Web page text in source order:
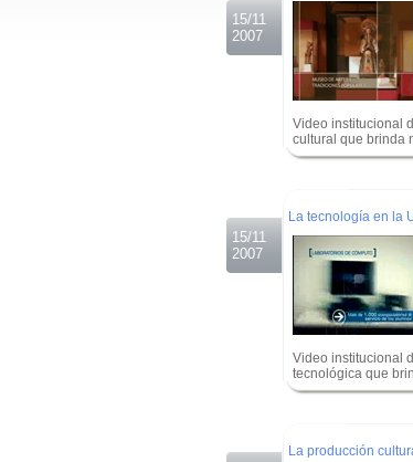
15/11
2007
Video institucional
cultural que brinda
15/11
2007
La tecnología en la
Video institucional
tecnológica que
La producción